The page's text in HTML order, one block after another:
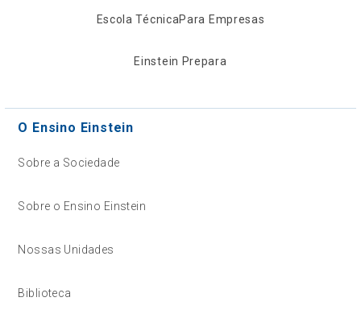
Escola TécnicaPara Empresas
Einstein Prepara
O Ensino Einstein
Sobre a Sociedade
Sobre o Ensino Einstein
Nossas Unidades
Biblioteca